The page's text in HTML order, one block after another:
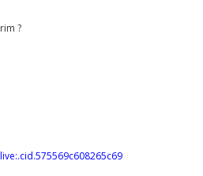
?